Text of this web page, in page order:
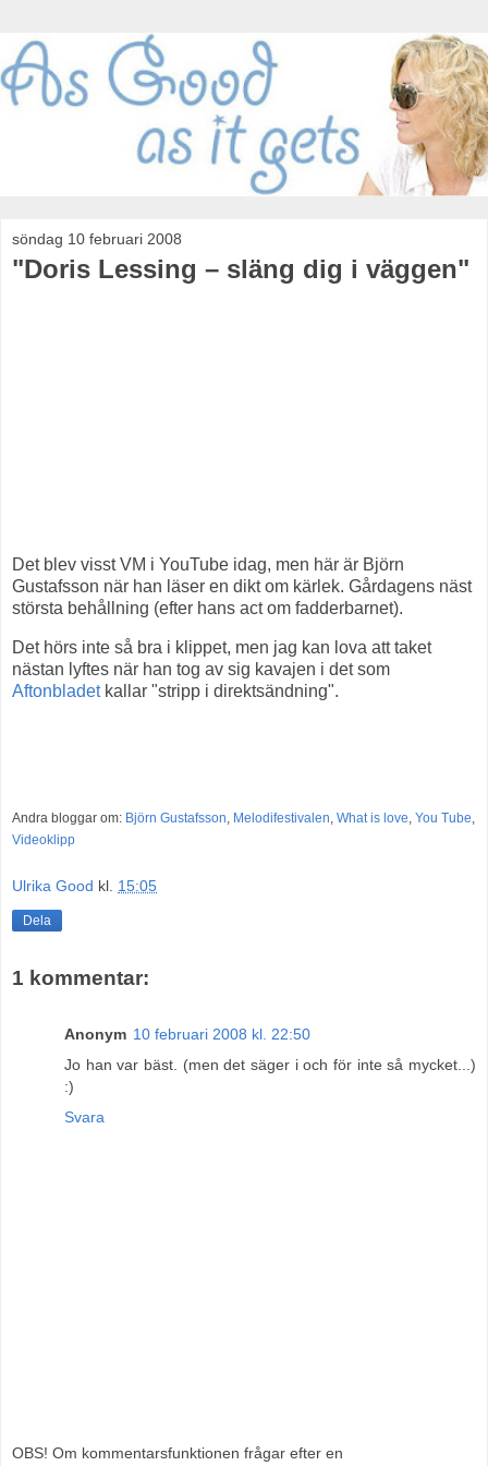
söndag 10 februari 2008
"Doris Lessing – släng dig i väggen"
Det blev visst VM i YouTube idag, men här är Björn
Gustafsson när han läser en dikt om kärlek. Gårdagens näst
största behållning (efter hans act om fadderbarnet).
Det hörs inte så bra i klippet, men jag kan lova att taket
nästan lyftes när han tog av sig kavajen i det som
Aftonbladetkallar "stripp i direktsändning".
Andra bloggar om: Björn Gustafsson, Melodifestivalen, What is love, You Tube,
Videoklipp
Ulrika Good kl. 15:05
Dela
1 kommentar:
Anonym 10 februari 2008 kl. 22:50
Jo han var bäst. (men det säger i och för inte så mycket...)
:)
Svara
OBS! Om kommentarsfunktionen frågar efter en